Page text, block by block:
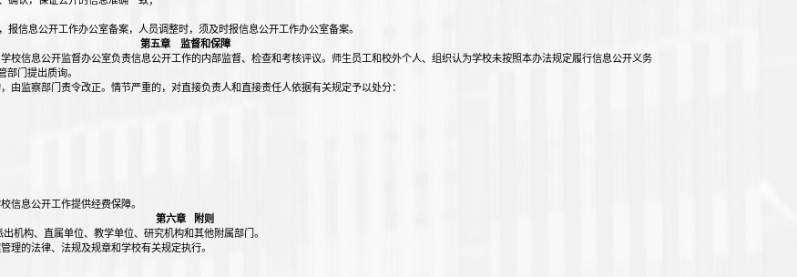
信息公开工作办公室备案，人员调整时，须及时报信息公开工作办公室备案。
第五章 监督和保障
校信息公开监督办公室负责信息公开工作的内部监督、检查和考核评议。师生员工和校外个人、组织认为学校未按照本办法规定履行信息公开义务
门提出质询。
监察部门责令改正。情节严重的，对直接负责人和直接责任人依据有关规定予以处分：
信息公开工作提供经费保障。
第六章 附则
机构、直属单位、教学单位、研究机构和其他附属部门。
理的法律、法规及规章和学校有关规定执行。